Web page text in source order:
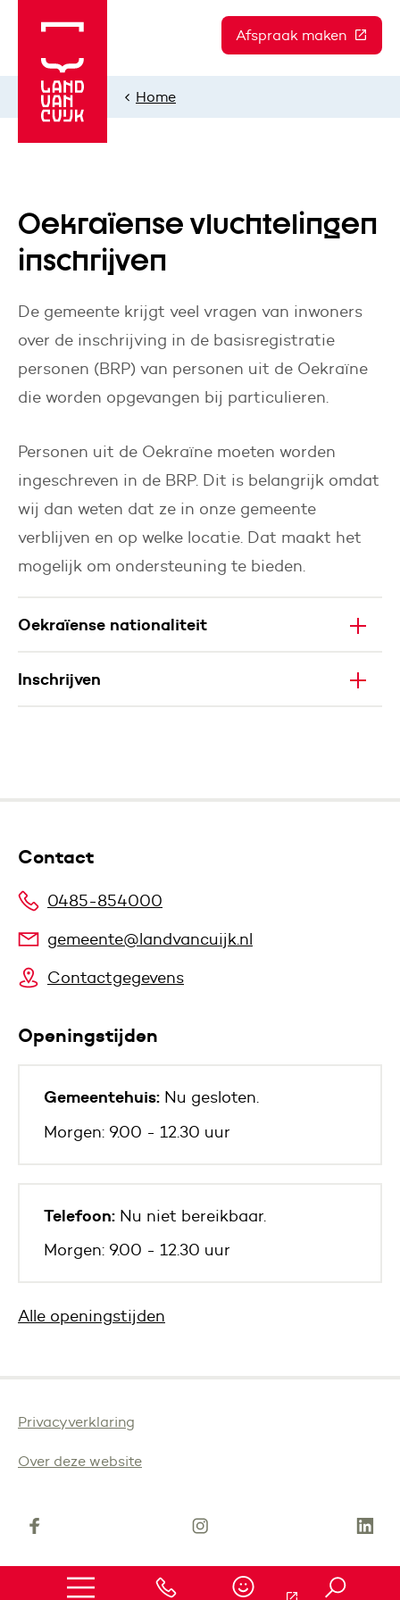
Afspraak maken (Deze
Home
Oekraïense vluchtelingen
inschrijven
De gemeente krijgt veel vragen van inwoners
over de inschrijving in de basisregistratie
personen (BRP) van personen uit de Oekraïne
die worden opgevangen bij particulieren.
Personen uit de Oekraïne moeten worden
ingeschreven in de BRP. Dit is belangrijk omdat
wij dan weten dat ze in onze gemeente
verblijven en op welke locatie. Dat maakt het
mogelijk om ondersteuning te bieden.
Oekraïense nationaliteit
Inschrijven
Contact
0485-854000
gemeente@landvancuijk.nl
Contactgegevens
Openingstijden
Gemeentehuis: Nu gesloten.
Morgen: 9.00 - 12.30 uur
Telefoon: Nu niet bereikbaar.
Morgen: 9.00 - 12.30 uur
Alle openingstijden
Privacyverklaring
Over deze website
(Deze link gaat naar een andere website)